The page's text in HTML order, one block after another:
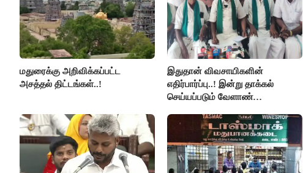
மதுரைக்கு அறிவிக்கப்பட்ட
அசத்தல் திட்டங்கள்..!
இதுதான் விவசாயிகளின்
எதிர்பார்ப்பு..! இன்று தாக்கல்
செய்யப்படும் வேளாண்
கோரிக்கை!